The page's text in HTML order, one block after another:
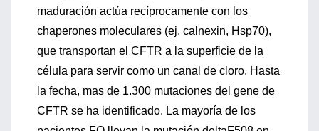
maduración actúa recíprocamente con los
chaperones moleculares (ej. calnexin, Hsp70),
que transportan el CFTR a la superficie de la
célula para servir como un canal de cloro. Hasta
la fecha, mas de 1.300 mutaciones del gene de
CFTR se ha identificado. La mayoría de los